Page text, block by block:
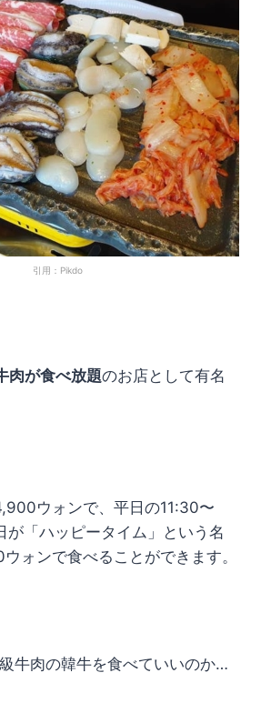
引用：Pikdo
肉が食べ放題のお店として有名
ウォンで、平日の11:30〜
が「ハッピータイム」という名
ォンで食べることができます。
牛肉の韓牛を食べていいのか…